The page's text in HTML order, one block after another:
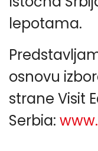
lepotama.
osnovu
strane Visit
Serbia: